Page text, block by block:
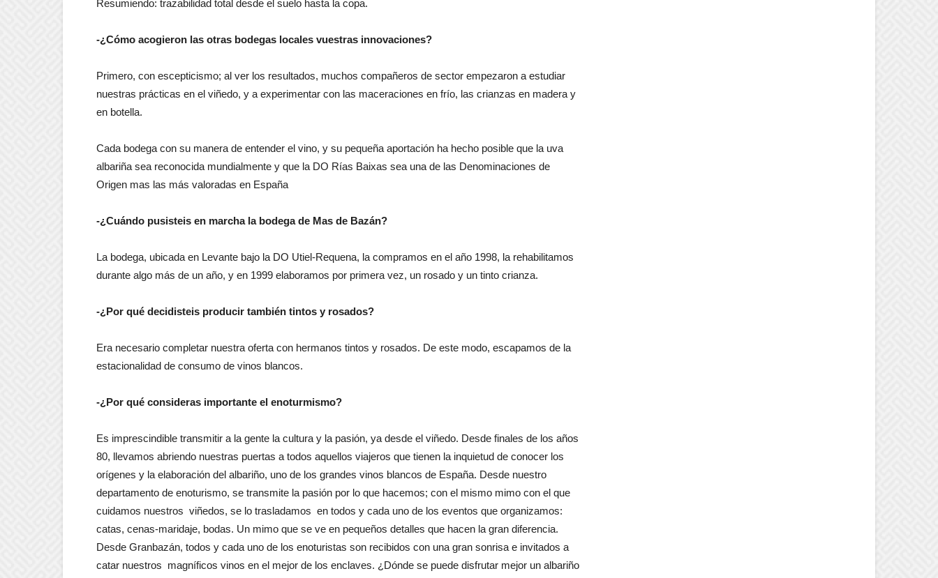
Resumiendo: trazabilidad total desde el suelo hasta la copa.
-¿Cómo acogieron las otras bodegas locales vuestras innovaciones?
Primero, con escepticismo; al ver los resultados, muchos compañeros de sector empezaron a estudiar
nuestras prácticas en el viñedo, y a experimentar con las maceraciones en frío, las crianzas en madera y
en botella.
Cada bodega con su manera de entender el vino, y su pequeña aportación ha hecho posible que la uva
albariña sea reconocida mundialmente y que la DO Rías Baixas sea una de las Denominaciones de
Origen mas las más valoradas en España
-¿Cuándo pusisteis en marcha la bodega de Mas de Bazán?
La bodega, ubicada en Levante bajo la DO Utiel-Requena, la compramos en el año 1998, la rehabilitamos
durante algo más de un año, y en 1999 elaboramos por primera vez, un rosado y un tinto crianza.
-¿Por qué decidisteis producir también tintos y rosados?
Era necesario completar nuestra oferta con hermanos tintos y rosados. De este modo, escapamos de la
estacionalidad de consumo de vinos blancos.
-¿Por qué consideras importante el enoturmismo?
Es imprescindible transmitir a la gente la cultura y la pasión, ya desde el viñedo. Desde finales de los años
80, llevamos abriendo nuestras puertas a todos aquellos viajeros que tienen la inquietud de conocer los
orígenes y la elaboración del albariño, uno de los grandes vinos blancos de España. Desde nuestro
departamento de enoturismo, se transmite la pasión por lo que hacemos; con el mismo mimo con el que
cuidamos nuestros viñedos, se lo trasladamos en todos y cada uno de los eventos que organizamos:
catas, cenas-maridaje, bodas. Un mimo que se ve en pequeños detalles que hacen la gran diferencia.
Desde Granbazán, todos y cada uno de los enoturistas son recibidos con una gran sonrisa e invitados a
catar nuestros magníficos vinos en el mejor de los enclaves. ¿Dónde se puede disfrutar mejor un albariño